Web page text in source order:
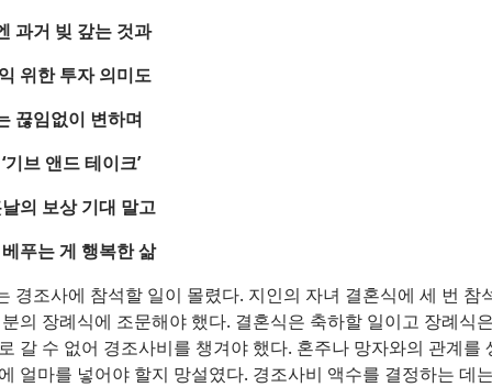
과거 빚 갚는 것과
위한 투자 의미도
끊임없이 변하며
기브 앤드 테이크’
의 보상 기대 말고
푸는 게 행복한 삶
경조사에 참석할 일이 몰렸다. 지인의 자녀 결혼식에 세 번 참
의 장례식에 조문해야 했다. 결혼식은 축하할 일이고 장례식
갈 수 없어 경조사비를 챙겨야 했다. 혼주나 망자와의 관계를
얼마를 넣어야 할지 망설였다. 경조사비 액수를 결정하는 데